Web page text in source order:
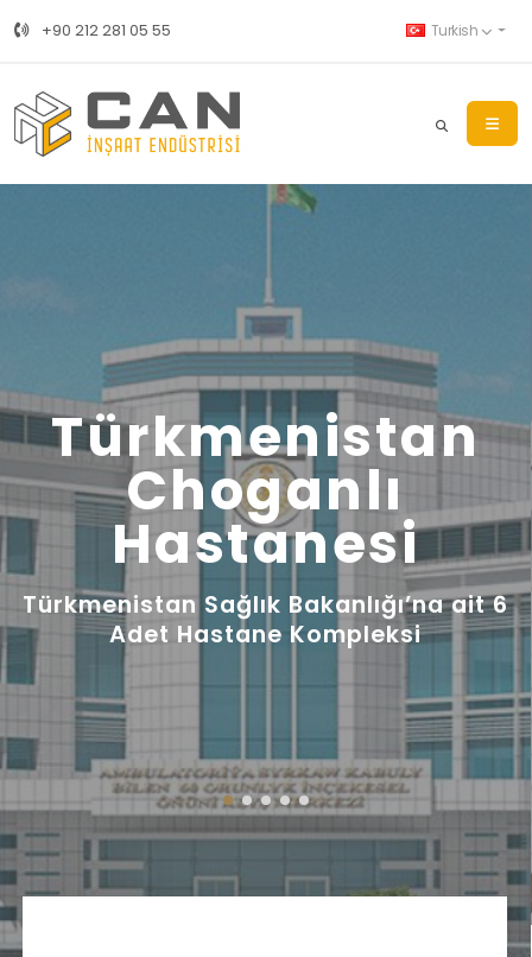
+90 212 281 05 55 Turkish
Türkmenistan
Choganlı
Hastanesi
Türkmenistan SağIık Bakanlığı’na ait 6
Adet Hastane Kompleksi